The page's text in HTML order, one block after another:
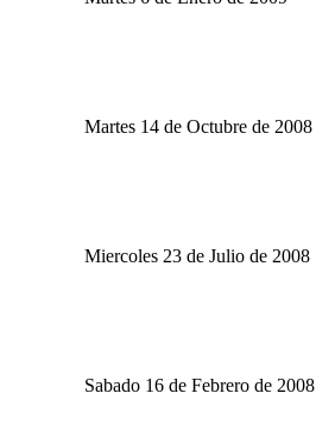
Martes 14 de Octubre de 2008
Miercoles 23 de Julio de 2008
Sabado 16 de Febrero de 2008